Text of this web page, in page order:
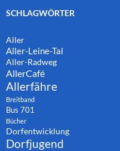
SCHLAGWÖRTER
Aller
Aller-Leine-Tal
Aller-Radweg
AllerCafé
Allerfähre
Breitband
Bus 701
Bücher
Dorfentwicklung
Dorfjugend